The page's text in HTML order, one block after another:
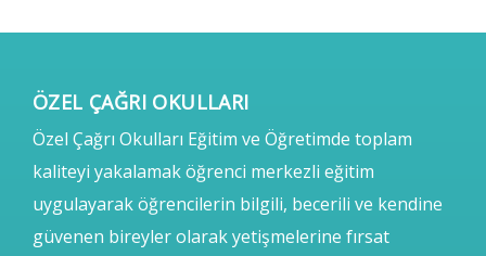
ÖZEL ÇAĞRI OKULLARI
Özel Çağrı Okulları Eğitim ve Öğretimde toplam
kaliteyi yakalamak öğrenci merkezli eğitim
uygulayarak öğrencilerin bilgili, becerili ve kendine
güvenen bireyler olarak yetişmelerine fırsat